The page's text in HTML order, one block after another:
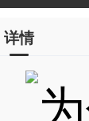
详情